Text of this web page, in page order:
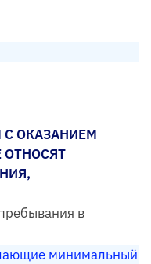
ОКАЗАНИЕМ
в
минимальный